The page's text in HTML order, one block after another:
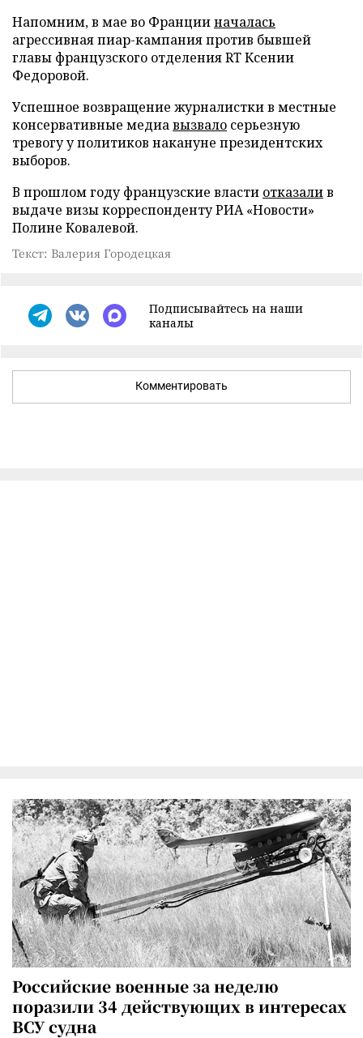
Напомним, в мае во Францииначалась
агрессивная пиар-кампания против бывшей
главы французского отделения RT Ксении
Федоровой.
Успешное возвращение журналистки в местные
консервативные медиавызвало серьезную
тревогу у политиков накануне президентских
выборов.
В прошлом году французские власти отказалив
выдаче визы корреспонденту РИА «Новости»
Полине Ковалевой.
Текст: Валерия Городецкая
Подписывайтесь на наши
каналы
Комментировать
Российские военные за неделю
поразили 34 действующих в интересах
ВСУ судна